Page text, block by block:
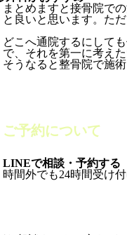
まとめますと接骨院で
と良いと思います。た
どこへ通院するにして
で、それを第一に考えた
そうなると整骨院で施
ご予約について
LINEで相談・予約する
時間外でも24時間受け